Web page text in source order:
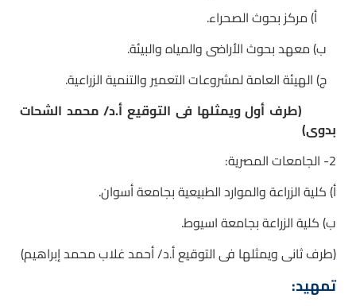
أ) مركز بحوث الصحراء.
ب) معهد بحوث الأراضى والمياه والبيئة.
ج) الهيئة العامة لمشروعات التعمير والتنمية الزراعية.
(طرف أول ويمثلها فى التوقيع أ.د/ محمد الشحات
بدوى)
2- الجامعات المصرية:
أ) كلية الزراعة والموارد الطبيعية بجامعة أسوان.
ب) كلية الزراعة بجامعة اسيوط.
(طرف ثانى ويمثلها فى التوقيع أ.د/ أحمد غلاب محمد إبراهيم)
تمهيد: